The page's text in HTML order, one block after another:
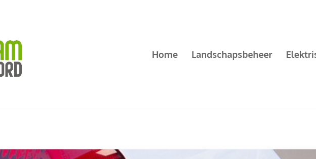
Home Landschapsbeheer